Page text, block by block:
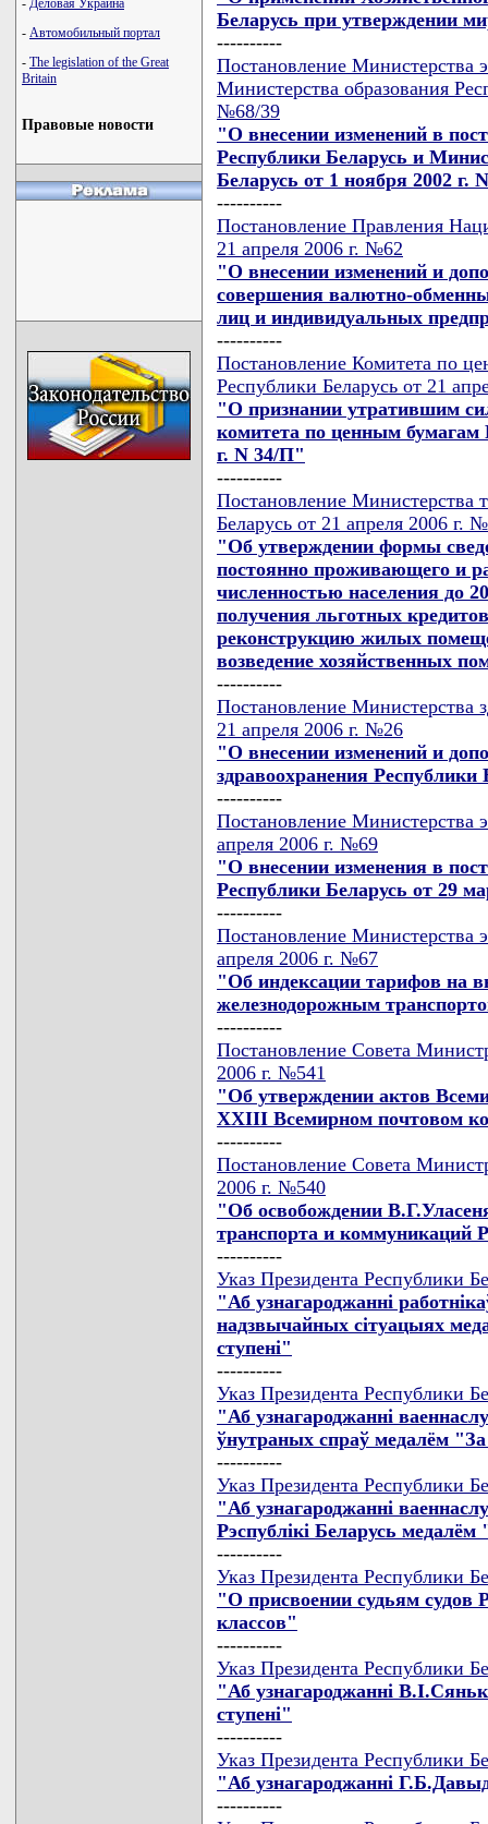
- Деловая Украина
- Автомобильный портал
- The legislation of the Great
Britain
Правовые новости
Беларусь при утверждении
----------
Постановление Министерства
Министерства образования
№68/39
"О внесении изменений в
Республики Беларусь и
Беларусь от 1 ноября 2002 г.
----------
Постановление Правления
21 апреля 2006 г. №62
"О внесении изменений и
совершения валютно-
лиц и индивидуальных
----------
Постановление Комитета по
Республики Беларусь от 21
"О признании утратившим
комитета по ценным бумагам
г. N 34/П"
----------
Постановление Министерства
Беларусь от 21 апреля 2006 г.
"Об утверждении формы
постоянно проживающего и
численностью населения до
получения льготных
реконструкцию жилых
возведение хозяйственных
----------
Постановление Министерства
21 апреля 2006 г. №26
"О внесении изменений и
здравоохранения Республики
----------
Постановление Министерства
апреля 2006 г. №69
"О внесении изменения в
Республики Беларусь от 29
----------
Постановление Министерства
апреля 2006 г. №67
"Об индексации тарифов на
железнодорожным
----------
Постановление Совета
2006 г. №541
"Об утверждении актов
XXIII Всемирном почтовом
----------
Постановление Совета
2006 г. №540
"Об освобождении
транспорта и коммуникаций
----------
Указ Президента Республики
"Аб узнагароджаннi
надзвычайных сiтуацыях
ступенi"
----------
Указ Президента Республики
"Аб узнагароджаннi
ўнутраных спраў медалём
----------
Указ Президента Республики
"Аб узнагароджаннi
Рэспублiкi Беларусь
----------
Указ Президента Республики
"О присвоении судьям судов
классов"
----------
Указ Президента Республики
"Аб узнагароджаннi
ступенi"
----------
Указ Президента Республики
"Аб узнагароджаннi
----------